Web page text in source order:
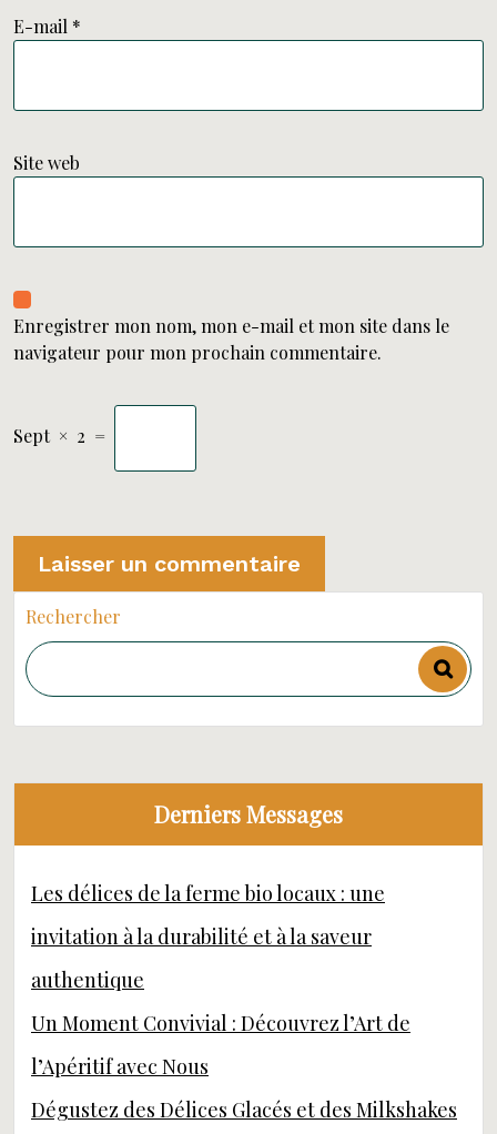
E-mail *
Site web
Enregistrer mon nom, mon e-mail et mon site dans le
navigateur pour mon prochain commentaire.
Sept × 2 =
Rechercher
Derniers Messages
Les délices de la ferme bio locaux : une
invitation à la durabilité et à la saveur
authentique
Un Moment Convivial : Découvrez l’Art de
l’Apéritif avec Nous
Dégustez des Délices Glacés et des Milkshakes